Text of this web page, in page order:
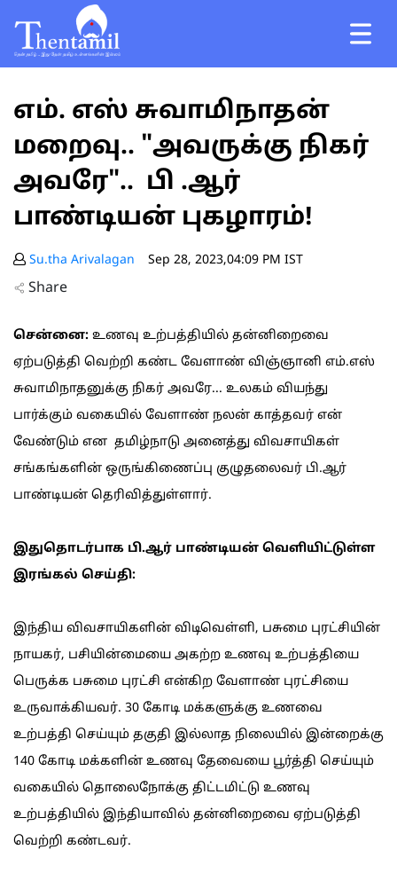
எம். எஸ் சுவாமிநாதன்
மறைவு.. "அவருக்கு நிகர்
அவரே".. பி .ஆர்
பாண்டியன் புகழாரம்!
Su.tha Arivalagan Sep 28, 2023,04:09 PM IST
Share
சென்னை: உணவு உற்பத்தியில் தன்னிறைவை
ஏற்படுத்தி வெற்றி கண்ட வேளாண் விஞ்ஞானி எம்.எஸ்
சுவாமிநாதனுக்கு நிகர் அவரே... உலகம் வியந்து
பார்க்கும் வகையில் வேளாண் நலன் காத்தவர் என்
வேண்டும் என தமிழ்நாடு அனைத்து விவசாயிகள்
சங்கங்களின் ஒருங்கிணைப்பு குழுதலைவர் பி.ஆர்
பாண்டியன் தெரிவித்துள்ளார்.
இதுதொடர்பாக பி.ஆர் பாண்டியன் வெளியிட்டுள்ள
இரங்கல் செய்தி:
இந்திய விவசாயிகளின் விடிவெள்ளி, பசுமை புரட்சியின்
நாயகர், பசியின்மையை அகற்ற உணவு உற்பத்தியை
பெருக்க பசுமை புரட்சி என்கிற வேளாண் புரட்சியை
உருவாக்கியவர். 30 கோடி மக்களுக்கு உணவை
உற்பத்தி செய்யும் தகுதி இல்லாத நிலையில் இன்றைக்கு
140 கோடி மக்களின் உணவு தேவையை பூர்த்தி செய்யும்
வகையில் தொலைநோக்கு திட்டமிட்டு உணவு
உற்பத்தியில் இந்தியாவில் தன்னிறைவை ஏற்படுத்தி
வெற்றி கண்டவர்.